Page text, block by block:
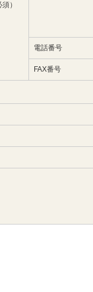
）
電話番号
FAX番号